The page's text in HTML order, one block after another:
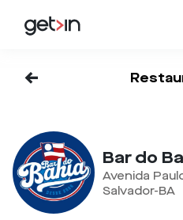
<-
Bar do
Avenida
Salvador-BA